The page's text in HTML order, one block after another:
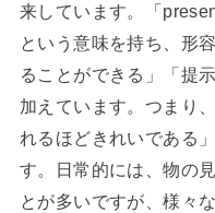
来しています。「
という意味を持ち、形
ることができる」「提
加えています。つまり
れるほどきれいである
す。日常的には、物の
とが多いですが、様々